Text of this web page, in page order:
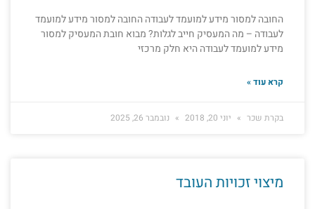
החובה למסור מידע למועמד לעבודה החובה למסור מידע למועמד
לעבודה – מה המעסיק חייב לגלות? מבוא חובת המעסיק למסור
מידע למועמד לעבודה היא חלק מרכזי
קרא עוד »
בקרת שכר יוני 20, 2018 נובמבר 26, 2025
מיצוי זכויות העובד